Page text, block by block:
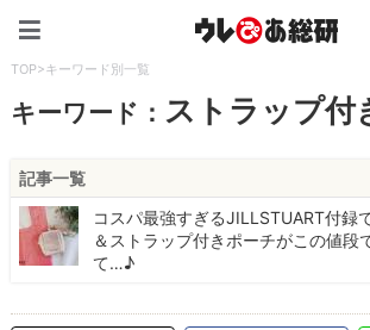
TOP>キーワード別一覧
キーワード： ストラップ付
記事一覧
コスパ最強すぎるJILLSTUART付録
＆ストラップ付きポーチがこの値段
て…♪